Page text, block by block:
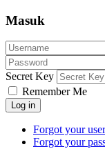
Masuk
Secret Key
Remember Me
Log in
Forgot your
Forgot your